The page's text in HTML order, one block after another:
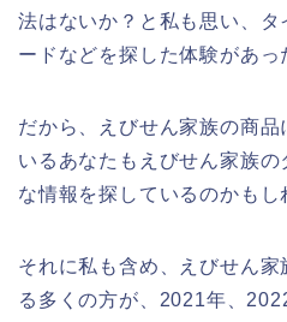
法はないか？と私も思い、タ
ードなどを探した体験があっ
だから、えびせん家族の商
いるあなたもえびせん家族
な情報を探しているのかもし
それに私も含め、えびせん
る多くの方が、2021年、